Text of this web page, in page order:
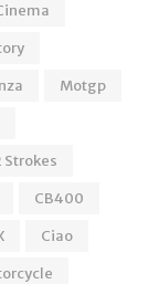
Motgp
Strokes
CB400
Ciao